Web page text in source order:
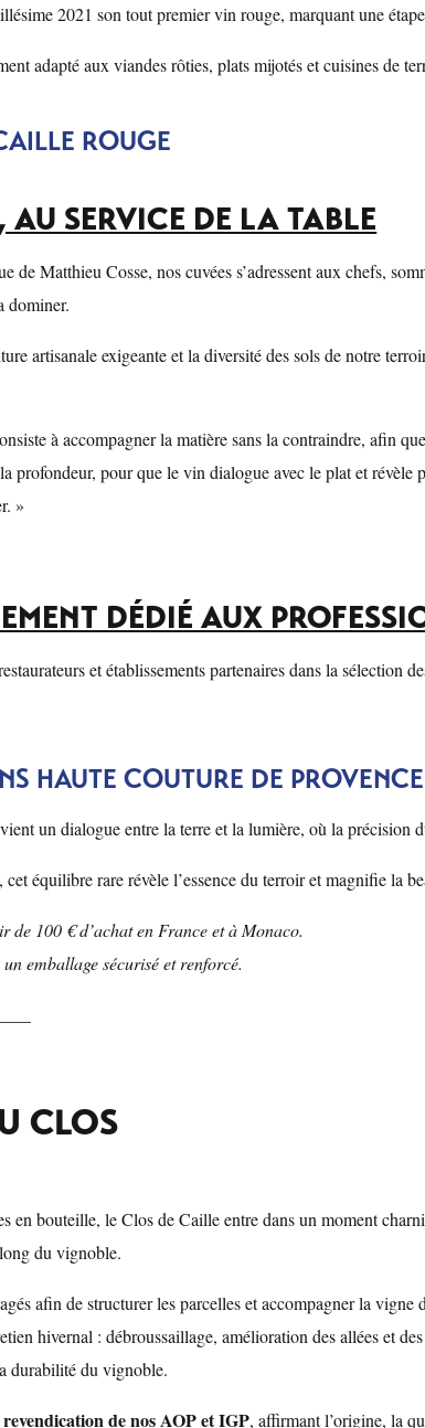
2021 son tout premier vin rouge, marquant une
adapté aux viandes rôties, plats mijotés et cuisines de
ROUGE
AU SERVICE DE LA TABLE
de Matthieu Cosse, nos cuvées s’adressent aux chefs,
dominer.
artisanale exigeante et la diversité des sols de notre
à accompagner la matière sans la contraindre, afin
profondeur, pour que le vin dialogue avec le plat et
»
DÉDIÉ AUX
et établissements partenaires dans la sélection
HAUTE COUTURE DE PROVENCE
un dialogue entre la terre et la lumière, où la précision
équilibre rare révèle l’essence du terroir et magnifie la
de 100 € d’achat en France et à Monaco.
emballage sécurisé et renforcé.
CLOS
en bouteille, le Clos de Caille entre dans un moment
du vignoble.
afin de structurer les parcelles et accompagner la
hivernal : débroussaillage, amélioration des allées et
durabilité du vignoble.
de nos AOP et IGP, affirmant l’origine, la